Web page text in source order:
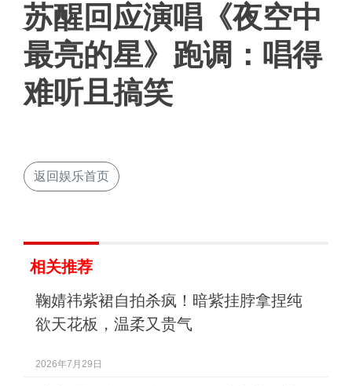
苏醒回应演唱《夜空中
最亮的星》跑调：唱得
难听且搞笑
返回娱乐首页
相关推荐
鞠婧祎紫裙自拍杀疯！暗紫挂脖拿捏纯
欲天花板，温柔又贵气
2026年7月29日